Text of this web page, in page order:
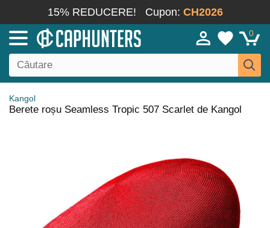
15% REDUCERE! Cupon: CH2026
0
Kangol
Berete roșu Seamless Tropic 507 Scarlet de Kangol